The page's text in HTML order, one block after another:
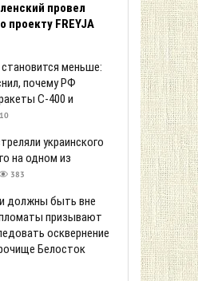
провел
проекту FREYJA
меньше:
почему РФ
С-400 и
украинского
на одном из
383
должны быть вне
призывают
осквернение
Белосток